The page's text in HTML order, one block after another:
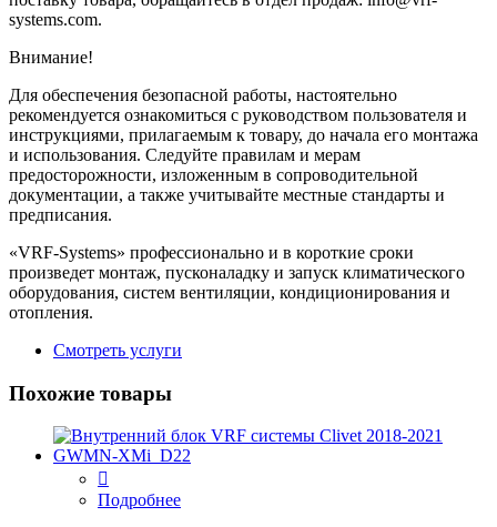
systems.com.
Внимание!
Для обеспечения безопасной работы, настоятельно
рекомендуется ознакомиться с руководством пользователя и
инструкциями, прилагаемым к товару, до начала его монтажа
и использования. Следуйте правилам и мерам
предосторожности, изложенным в сопроводительной
документации, а также учитывайте местные стандарты и
предписания.
«VRF-Systems» профессионально и в короткие сроки
произведет монтаж, пусконаладку и запуск климатического
оборудования, систем вентиляции, кондиционирования и
отопления.
Смотреть услуги
Похожие товары
Подробнее